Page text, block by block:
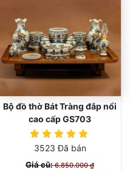
Bộ đồ thờ Bát Tràng đắp nổi
cao cấp GS703
3523 Đã bán
Giá cũ:6.850.000 ₫